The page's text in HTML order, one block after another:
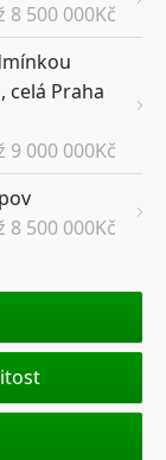
8 500 000Kč
celá Praha
9 000 000Kč
8 500 000Kč